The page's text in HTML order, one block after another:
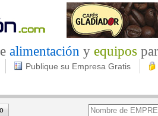
alimentación y equipos
Publique su Empresa Gratis